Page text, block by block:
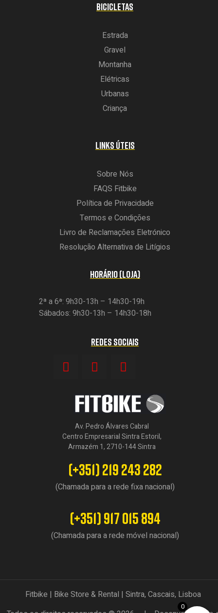
BICICLETAS
Estrada
Gravel
Montanha
Elétricas
Urbanas
Criança
LINKS ÚTEIS
Sobre Nós
FAQS Fitbike
Política de Privacidade
Termos e Condições
Livro de Reclamações Eletrónico
Resolução Alternativa de Litígios
HORÁRIO (LOJA)
2ª a 6ª: 9h30-13h – 14h30-19h
Sábados: 9h30-13h – 14h30-18h
REDES SOCIAIS
Av. Pedro Álvares Cabral
Centro Empresarial Sintra Estoril,
Armazém 1, 2710-144 Sintra
(+351) 219 243 282
(Chamada para a rede fixa nacional)
(+351) 917 015 894
(Chamada para a rede móvel nacional)
Fitbike | Bike Store & Rental | Sintra, Cascais, Lisboa
0